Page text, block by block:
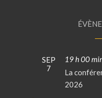
SEP
7
19 h 00
La
2026